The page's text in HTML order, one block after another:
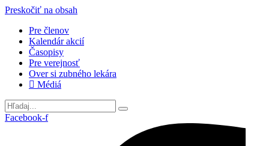
Preskočiť na obsah
Pre členov
Kalendár akcií
Časopisy
Pre verejnosť
Over si zubného lekára
Médiá
Facebook-f